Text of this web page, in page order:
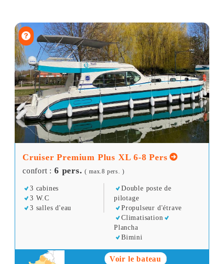
Cruiser Premium Plus XL 6-8 Pers
confort : 6 pers. ( max.8 pers. )
3 cabines
3 W.C
3 salles d'eau
Double poste de
pilotage
Propulseur d'étrave
Climatisation
Plancha
Bimini
Voir le bateau